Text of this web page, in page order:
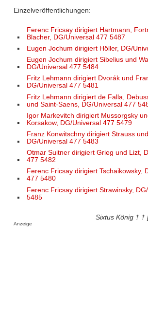
Einzelveröffentlichungen:
Ferenc Fricsay dirigiert Hartmann,
Blacher, DG/Universal 477 5487
Eugen Jochum dirigiert Höller, DG/
Eugen Jochum dirigiert Sibelius und
DG/Universal 477 5484
Fritz Lehmann dirigiert Dvorák und
DG/Universal 477 5481
Fritz Lehmann dirigiert de Falla,
und Saint-Saens, DG/Universal 477
Igor Markevitch dirigiert Mussorgsky
Korsakow, DG/Universal 477 5479
Franz Konwitschny dirigiert Strauss
DG/Universal 477 5483
Otmar Suitner dirigiert Grieg und Lizt,
477 5482
Ferenc Fricsay dirigiert Tschaikowsky,
477 5480
Ferenc Fricsay dirigiert Strawinsky,
5485
Sixtus König † †
Anzeige